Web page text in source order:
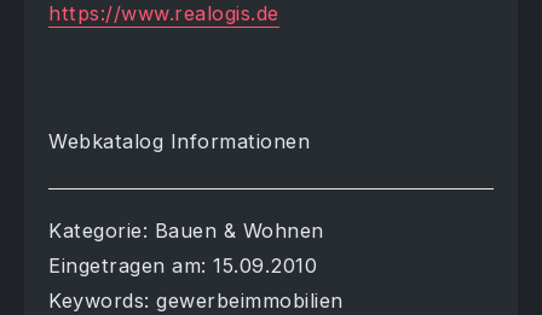
https://www.realogis.de
Webkatalog Informationen
Kategorie: Bauen & Wohnen
Eingetragen am: 15.09.2010
Keywords: gewerbeimmobilien